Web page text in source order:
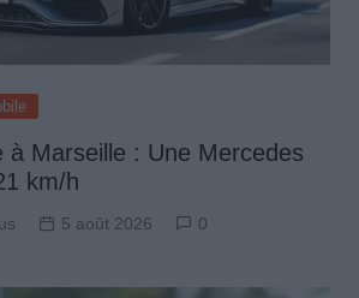
à Marseille : Une Mercedes
km/h
5 août 2026 0